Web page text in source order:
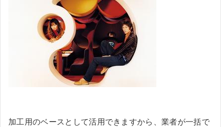
加工用のベースとして活用できますから、業者が一括で